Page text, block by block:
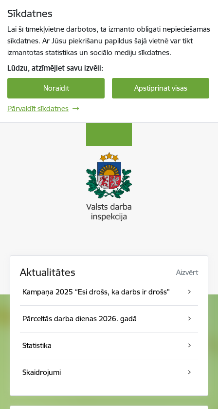
Sīkdatnes
Lai šī tīmekļvietne darbotos, tā izmanto obligāti nepieciešamās
sīkdatnes. Ar Jūsu piekrišanu papildus šajā vietnē var tikt
izmantotas statistikas un sociālo mediju sīkdatnes.
Lūdzu, atzīmējiet savu izvēli:
Noraidīt Apstiprināt visas
Pārvaldīt sīkdatnes
Aktualitātes Aizvērt
Kampaņa 2025 “Esi drošs, ka darbs ir drošs"
Pārceltās darba dienas 2026. gadā
Statistika
Skaidrojumi